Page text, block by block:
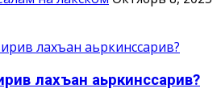
лахъан аьркинссарив?